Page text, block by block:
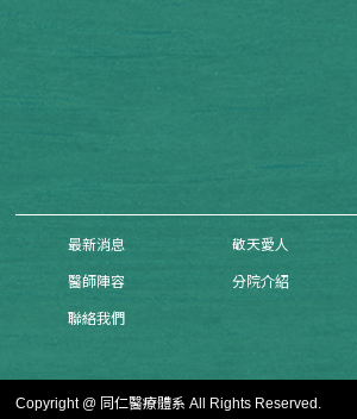
最新消息 敬天愛人
醫師陣容 分院介紹
聯絡我們
Copyright @ 同仁醫療體系 All Rights Reserved.